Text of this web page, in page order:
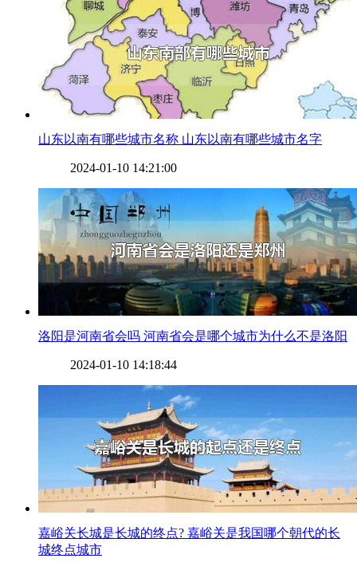
​山东以南有哪些城市名称 山东以南有哪些城市名字
2024-01-10 14:21:00
​洛阳是河南省会吗 河南省会是哪个城市为什么不是洛阳
2024-01-10 14:18:44
​嘉峪关长城是长城的终点? 嘉峪关是我国哪个朝代的长
城终点城市